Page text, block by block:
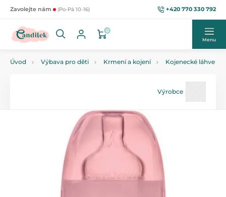
Zavolejte nám (Po-Pá 10-16) +420 770 330 792
0
Menu
Úvod Výbava pro děti Krmení a kojení Kojenecké láhve
Výrobce